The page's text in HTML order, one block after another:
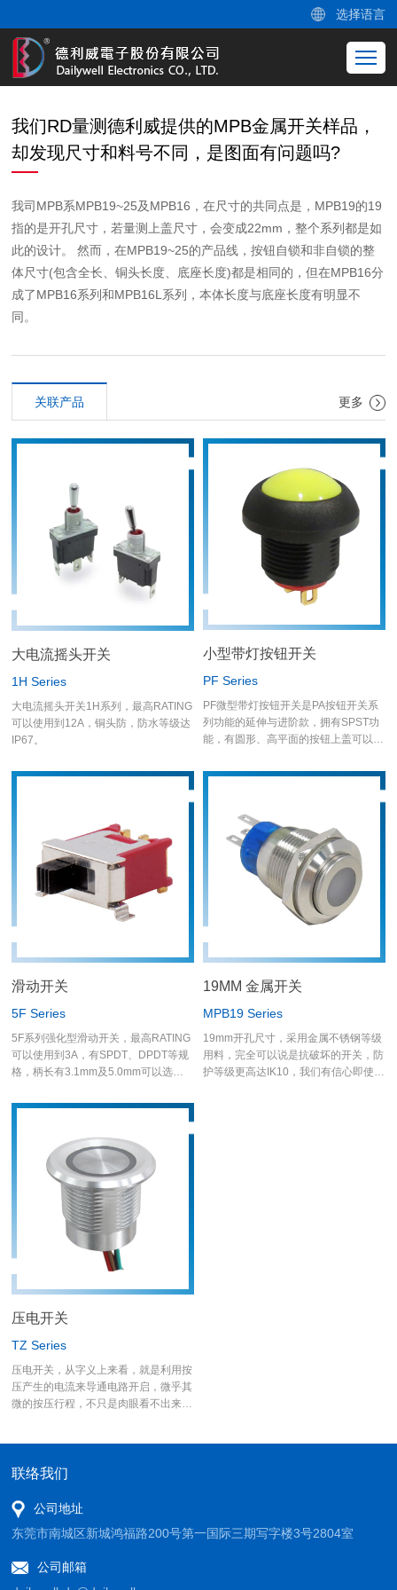
选择语言
我们RD量测德利威提供的MPB金属开关样品，
却发现尺寸和料号不同，是图面有问题吗?
我司MPB系MPB19~25及MPB16，在尺寸的共同点是，MPB19的19
指的是开孔尺寸，若量测上盖尺寸，会变成22mm，整个系列都是如
此的设计。 然而，在MPB19~25的产品线，按钮自锁和非自锁的整
体尺寸(包含全长、铜头长度、底座长度)都是相同的，但在MPB16分
成了MPB16系列和MPB16L系列，本体长度与底座长度有明显不
同。
关联产品 更多
大电流摇头开关
1H Series
大电流摇头开关1H系列，最高RATING
可以使用到12A，铜头防，防水等级达
IP67。
小型带灯按钮开关
PF Series
PF微型带灯按钮开关是PA按钮开关系
列功能的延伸与进阶款，拥有SPST功
能，有圆形、高平面的按钮上盖可以选
需求客制字体或图案。 PF系列是防雷
击开关，可在恶劣环境中使用，外壳使
深;一小时)。
滑动开关
5F Series
5F系列强化型滑动开关，最高RATING
可以使用到3A，有SPDT、DPDT等规
格，柄长有3.1mm及5.0mm可以选择
弯脚及SMT脚，应用面相当广泛，举凡
19MM 金属开关
MPB19 Series
19mm开孔尺寸，采用金属不锈钢等级
用料，完全可以说是抗破坏的开关，防
护等级更高达IK10，我们有信心即使机
压电开关
TZ Series
压电开关，从字义上来看，就是利用按
压产生的电流来导通电路开启，微乎其
微的按压行程，不只是肉眼看不出来，
的指针微微增加，若选用的是不带LED
源，德利威压电金属开关本身在按压
时，就会产品讯息电流。 应用面上更
是能够在水下使用、潜水设备上更是适
响使用，在极地或是恶劣环境，畅行无
联络我们
公司地址
东莞市南城区新城鸿福路200号第一国际三期写字楼3号2804室
公司邮箱